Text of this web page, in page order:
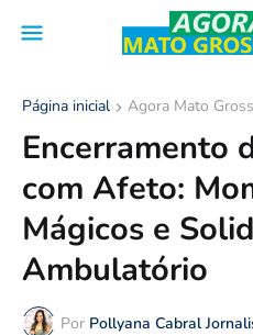
Página inicial Agora Mato
Encerramento
com Afeto:
Mágicos e
Ambulatório
Por Pollyana Cabral